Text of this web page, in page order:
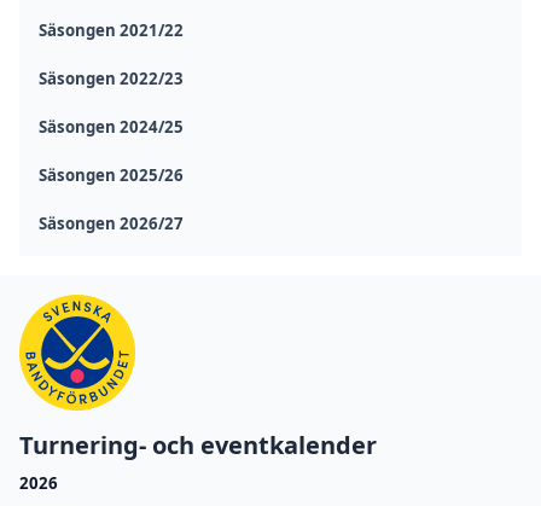
Säsongen 2021/22
Säsongen 2022/23
Säsongen 2024/25
Säsongen 2025/26
Säsongen 2026/27
Turnering- och eventkalender
2026